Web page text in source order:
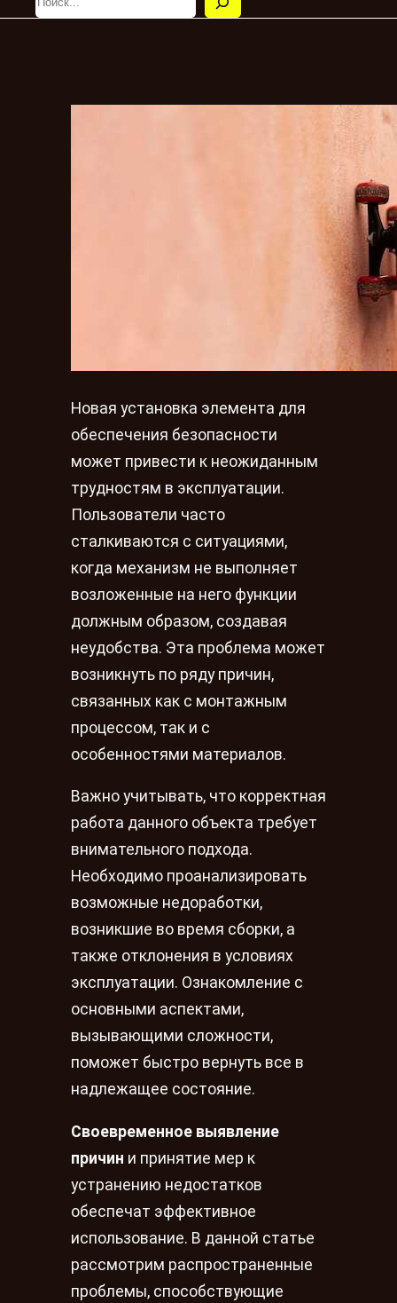
Новая установка элемента для
обеспечения безопасности
может привести к неожиданным
трудностям в эксплуатации.
Пользователи часто
сталкиваются с ситуациями,
когда механизм не выполняет
возложенные на него функции
должным образом, создавая
неудобства. Эта проблема может
возникнуть по ряду причин,
связанных как с монтажным
процессом, так и с
особенностями материалов.
Важно учитывать, что корректная
работа данного объекта требует
внимательного подхода.
Необходимо проанализировать
возможные недоработки,
возникшие во время сборки, а
также отклонения в условиях
эксплуатации. Ознакомление с
основными аспектами,
вызывающими сложности,
поможет быстро вернуть все в
надлежащее состояние.
Своевременное выявление
причин и принятие мер к
устранению недостатков
обеспечат эффективное
использование. В данной статье
рассмотрим распространенные
проблемы, способствующие